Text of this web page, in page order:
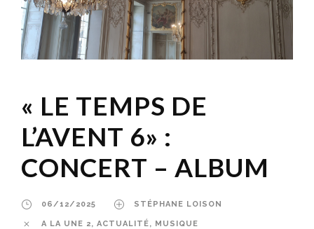
« LE TEMPS DE
L’AVENT 6» :
CONCERT – ALBUM
06/12/2025 STÉPHANE LOISON
A LA UNE 2, ACTUALITÉ, MUSIQUE